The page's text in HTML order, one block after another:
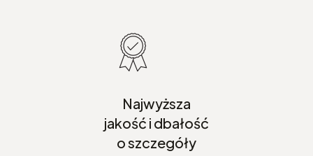
Najwyższa
jakość i dbałość
o szczegóły